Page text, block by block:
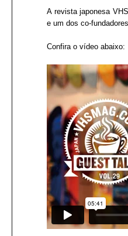
A revista japonesa
e um dos co-
Confira o vídeo abaixo: